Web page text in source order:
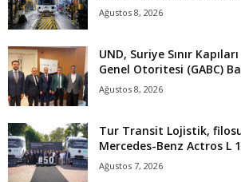
Ağustos 8, 2026
UND, Suriye Sınır
Genel Otoritesi (GABC)
Ağustos 8, 2026
Tur Transit Lojistik,
Mercedes-Benz Actros L
Ağustos 7, 2026